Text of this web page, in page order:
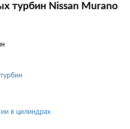
турбин Nissan Murano
в цилиндрах